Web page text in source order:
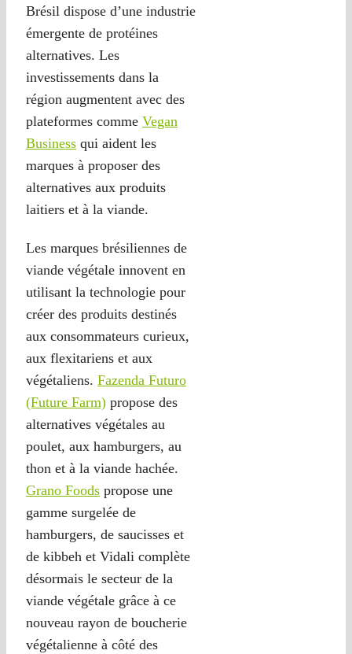
Brésil dispose d’une industrie
émergente de protéines
alternatives. Les
investissements dans la
région augmentent avec des
plateformes comme Vegan
Business qui aident les
marques à proposer des
alternatives aux produits
laitiers et à la viande.
Les marques brésiliennes de
viande végétale innovent en
utilisant la technologie pour
créer des produits destinés
aux consommateurs curieux,
aux flexitariens et aux
végétaliens. Fazenda Futuro
(Future Farm) propose des
alternatives végétales au
poulet, aux hamburgers, au
thon et à la viande hachée.
Grano Foods propose une
gamme surgelée de
hamburgers, de saucisses et
de kibbeh et Vidali complète
désormais le secteur de la
viande végétale grâce à ce
nouveau rayon de boucherie
végétalienne à côté des